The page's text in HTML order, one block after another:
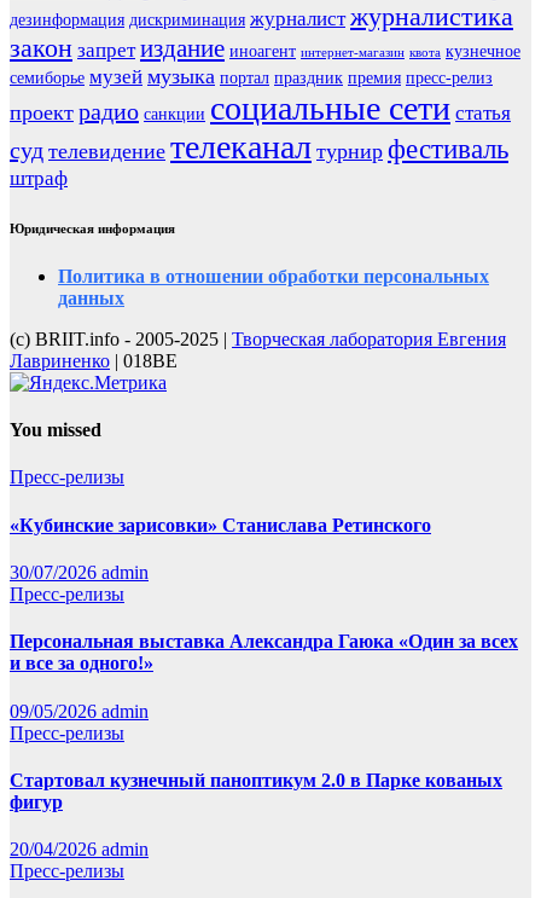
дезинформация дискриминация журналист журналистика
закон запрет издание иноагент интернет-магазин квота кузнечное
семиборье музей музыка портал праздник премия пресс-релиз
проект радио санкции социальные сети статья
суд телевидение телеканал турнир фестиваль
штраф
Юридическая информация
Политика в отношении обработки персональных
данных
(с) BRIIT.info - 2005-2025 | Творческая лаборатория Евгения
Лавриненко | 018BE
You missed
Пресс-релизы
«Кубинские зарисовки» Станислава Ретинского
30/07/2026 admin
Пресс-релизы
Персональная выставка Александра Гаюка «Один за всех
и все за одного!»
09/05/2026 admin
Пресс-релизы
Стартовал кузнечный паноптикум 2.0 в Парке кованых
фигур
20/04/2026 admin
Пресс-релизы